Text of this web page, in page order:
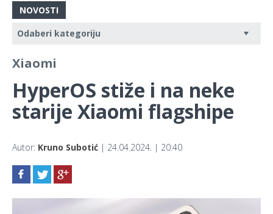
NOVOSTI
Xiaomi
HyperOS stiže i na neke
starije Xiaomi flagshipe
Autor: Kruno Subotić | 24.04.2024. | 20:40